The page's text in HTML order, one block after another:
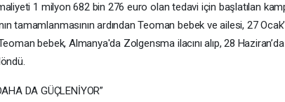
1 milyon 682 bin 276 euro olan tedavi için başlatılan
tamamlanmasının ardından Teoman bebek ve ailesi, 27
bebek, Almanya'da Zolgensma ilacını alıp, 28
DA GÜÇLENİYOR”